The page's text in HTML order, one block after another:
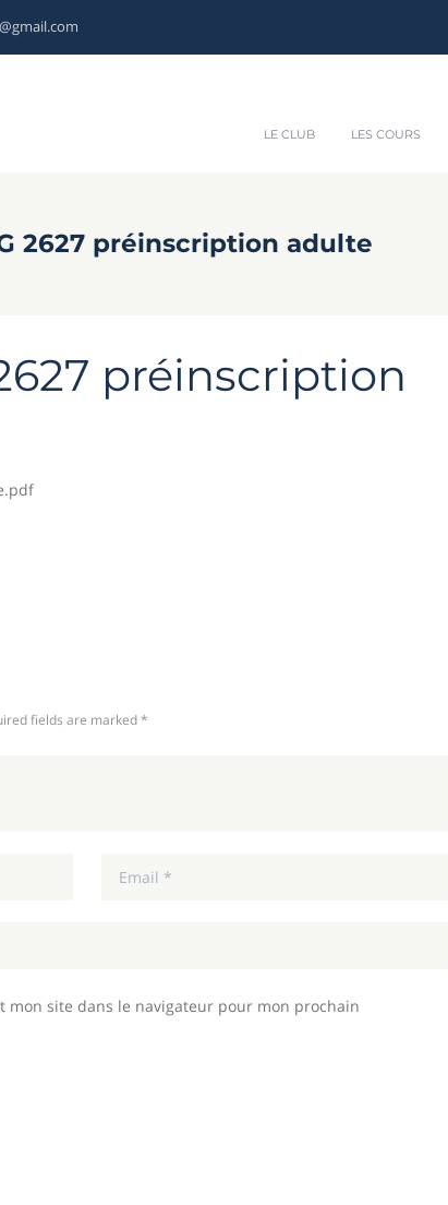
LE CLUB LES COURS
2627 préinscription adulte
préinscription
fields are marked *
mon site dans le navigateur pour mon prochain